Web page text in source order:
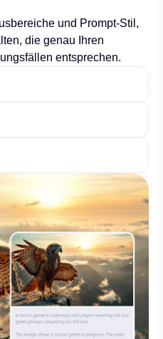
und Prompt-Stil,
die genau Ihren
entsprechen.